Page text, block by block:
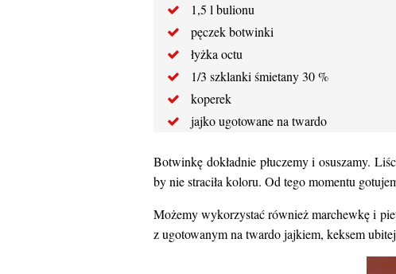
1,5 l bulionu
pęczek botwinki
łyżka octu
1/3 szklanki śmietany 30 %
koperek
jajko ugotowane na twardo
Botwinkę dokładnie płuczemy i osuszamy.
by nie straciła koloru. Od tego momentu
Możemy wykorzystać również marchewkę i
z ugotowanym na twardo jajkiem, keksem